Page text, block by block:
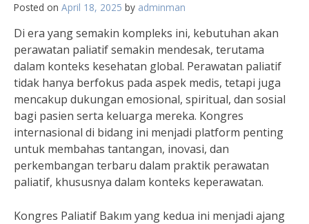
Posted on April 18, 2025 by adminman
Di era yang semakin kompleks ini, kebutuhan akan
perawatan paliatif semakin mendesak, terutama
dalam konteks kesehatan global. Perawatan paliatif
tidak hanya berfokus pada aspek medis, tetapi juga
mencakup dukungan emosional, spiritual, dan sosial
bagi pasien serta keluarga mereka. Kongres
internasional di bidang ini menjadi platform penting
untuk membahas tantangan, inovasi, dan
perkembangan terbaru dalam praktik perawatan
paliatif, khususnya dalam konteks keperawatan.
Kongres Paliatif Bakım yang kedua ini menjadi ajang